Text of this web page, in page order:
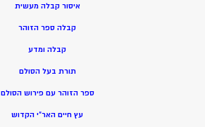
איסור קבלה מעשית
קבלה ספר הזוהר
קבלה ומדע
תורת בעל הסולם
ספר הזוהר עם פירוש הסולם
עץ חיים האר”י הקדוש